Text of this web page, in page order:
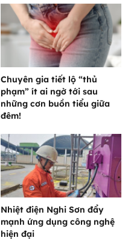
Chuyên gia tiết lộ “thủ
phạm” ít ai ngờ tới sau
những cơn buồn tiểu giữa
đêm!
Nhiệt điện Nghi Sơn đẩy
mạnh ứng dụng công nghệ
hiện đại